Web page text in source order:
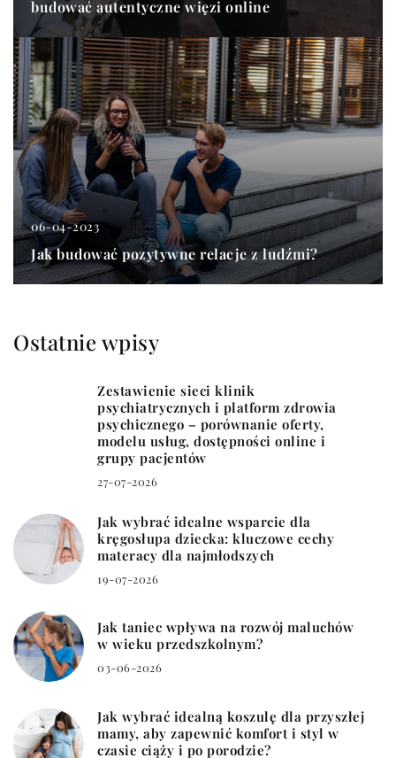
budować autentyczne więzi online
06-04-2023
Jak budować pozytywne relacje z ludźmi?
Ostatnie wpisy
Zestawienie sieci klinik
psychiatrycznych i platform zdrowia
psychicznego – porównanie oferty,
modelu usług, dostępności online i
grupy pacjentów
27-07-2026
Jak wybrać idealne wsparcie dla
kręgosłupa dziecka: kluczowe cechy
materacy dla najmłodszych
19-07-2026
Jak taniec wpływa na rozwój maluchów
w wieku przedszkolnym?
03-06-2026
Jak wybrać idealną koszulę dla przyszłej
mamy, aby zapewnić komfort i styl w
czasie ciąży i po porodzie?